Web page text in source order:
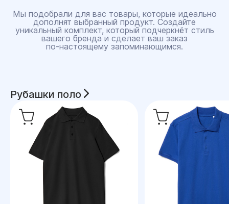
Мы подобрали для вас товары, которые идеально
дополнят выбранный продукт. Создайте
уникальный комплект, который подчеркнёт стиль
вашего бренда и сделает ваш заказ
по‑настоящему запоминающимся.
Рубашки поло